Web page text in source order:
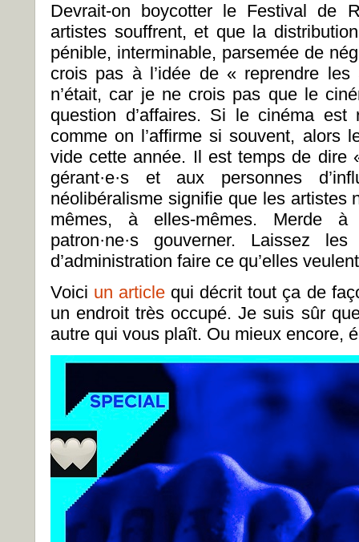
Devrait-on boycotter le Festival de
artistes souffrent, et que la
pénible, interminable, parsemée de
crois pas à l’idée de « reprendre
n’était, car je ne crois pas que le
question d’affaires. Si le cinéma est
comme on l’affirme si souvent, alors
vide cette année. Il est temps de dire
gérant·e·s et aux personnes
néolibéralisme signifie que les artistes
mêmes, à elles-mêmes. Merde
patron·ne·s gouverner. Laissez
d’administration faire ce qu’elles
Voici un article qui décrit tout ça de
un endroit très occupé. Je suis sûr
autre qui vous plaît. Ou mieux encore,